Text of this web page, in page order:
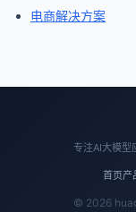
电商解决方案
专注AI大模型
首页产
© 2026